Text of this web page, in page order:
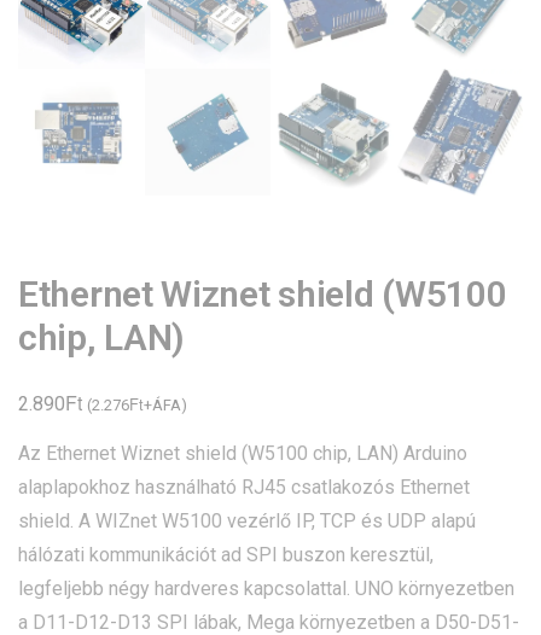
Ethernet Wiznet shield (W5100
chip, LAN)
2.890Ft (2.276Ft+ÁFA)
Az Ethernet Wiznet shield (W5100 chip, LAN) Arduino
alaplapokhoz használható RJ45 csatlakozós Ethernet
shield. A WIZnet W5100 vezérlő IP, TCP és UDP alapú
hálózati kommunikációt ad SPI buszon keresztül,
legfeljebb négy hardveres kapcsolattal. UNO környezetben
a D11-D12-D13 SPI lábak, Mega környezetben a D50-D51-